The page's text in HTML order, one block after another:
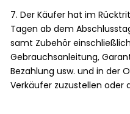
7. Der Käufer hat im
Tagen ab dem
samt Zubehör
Gebrauchsanleitung,
Bezahlung usw. und in der
Verkäufer zuzustellen oder